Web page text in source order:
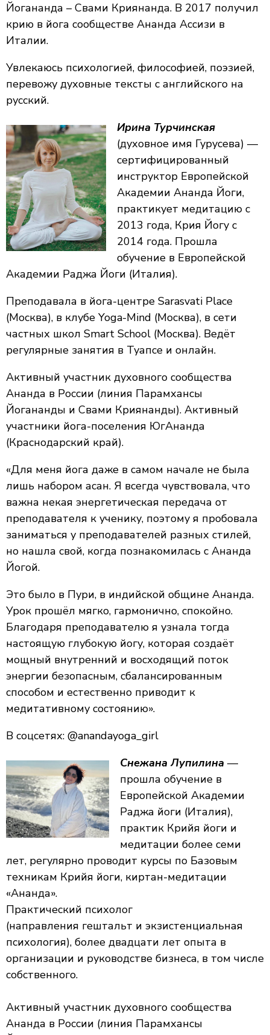
Йогананда – Свами Криянанда. В 2017 получил
крию в йога сообществе Ананда Ассизи в
Италии.
Увлекаюсь психологией, философией, поэзией,
перевожу духовные тексты с английского на
русский.
Ирина Турчинская
(духовное имя Гурусева) —
сертифицированный
инструктор Европейской
Академии Ананда Йоги,
практикует медитацию с
2013 года, Крия Йогу с
2014 года. Прошла
обучение в Европейской
Академии Раджа Йоги (Италия).
Преподавала в йога-центре Sarasvati Place
(Москва), в клубе Yoga-Mind (Москва), в сети
частных школ Smart School (Москва). Ведёт
регулярные занятия в Туапсе и онлайн.
Активный участник духовного сообщества
Ананда в России (линия Парамхансы
Йогананды и Свами Криянанды). Активный
участники йога-поселения ЮгАнанда
(Краснодарский край).
«Для меня йога даже в самом начале не была
лишь набором асан. Я всегда чувствовала, что
важна некая энергетическая передача от
преподавателя к ученику, поэтому я пробовала
заниматься у преподавателей разных стилей,
но нашла свой, когда познакомилась с Ананда
Йогой.
Это было в Пури, в индийской общине Ананда.
Урок прошёл мягко, гармонично, спокойно.
Благодаря преподавателю я узнала тогда
настоящую глубокую йогу, которая создаёт
мощный внутренний и восходящий поток
энергии безопасным, сбалансированным
способом и естественно приводит к
медитативному состоянию».
В соцсетях: @anandayoga_girl
Снежана Лупилина —
прошла обучение в
Европейской Академии
Раджа йоги (Италия),
практик Крийя йоги и
медитации более семи
лет, регулярно проводит курсы по Базовым
техникам Крийя йоги, киртан-медитации
«Ананда».
Практический психолог
(направления гештальт и экзистенциальная
психология), более двадцати лет опыта в
организации и руководстве бизнеса, в том числе
собственного.
Активный участник духовного сообщества
Ананда в России (линия Парамхансы